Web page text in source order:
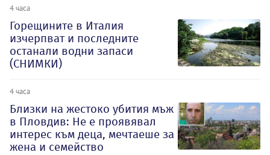
4 часа
Горещините в Италия
изчерпват и последните
останали водни запаси
(СНИМКИ)
4 часа
Близки на жестоко убития мъж
в Пловдив: Не е проявявал
интерес към деца, мечтаеше за
жена и семейство